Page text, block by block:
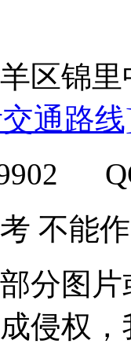
区锦
通路
不能
分图
侵权